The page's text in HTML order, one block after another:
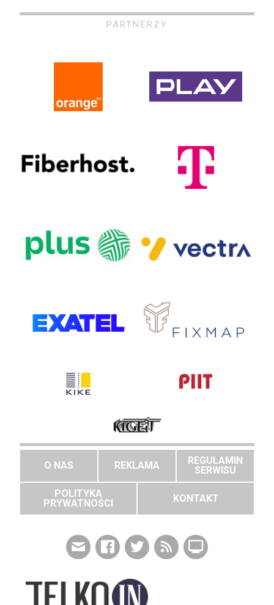
PARTNERZY
O NAS REKLAMA
REGULAMIN
SERWISU
POLITYKA
PRYWATNOŚCI
KONTAKT